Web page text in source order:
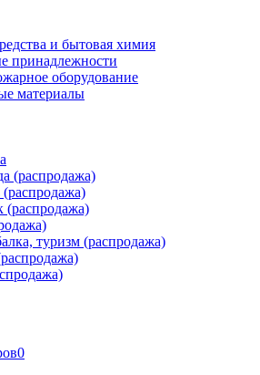
и бытовая химия
принадлежности
оборудование
материалы
(распродажа)
(распродажа)
туризм (распродажа)
0